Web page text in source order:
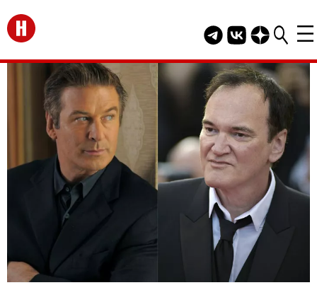
Перейти на главную
Telegram канал
Группа HELLO
Канал